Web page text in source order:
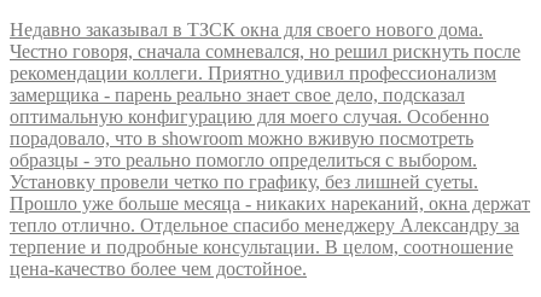
Недавно заказывал в ТЗСК окна для своего нового дома.
Честно говоря, сначала сомневался, но решил рискнуть после
рекомендации коллеги. Приятно удивил профессионализм
замерщика - парень реально знает свое дело, подсказал
оптимальную конфигурацию для моего случая. Особенно
порадовало, что в showroom можно вживую посмотреть
образцы - это реально помогло определиться с выбором.
Установку провели четко по графику, без лишней суеты.
Прошло уже больше месяца - никаких нареканий, окна держат
тепло отлично. Отдельное спасибо менеджеру Александру за
терпение и подробные консультации. В целом, соотношение
цена-качество более чем достойное.